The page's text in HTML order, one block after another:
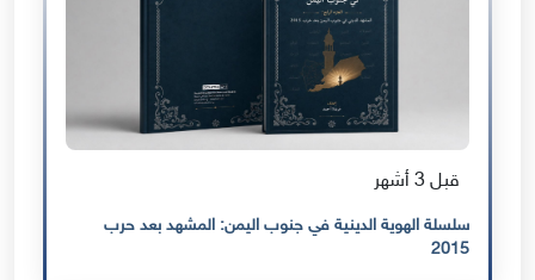
قبل 3 أشهر
سلسلة الهوية الدينية في جنوب اليمن: المشهد بعد حرب
2015